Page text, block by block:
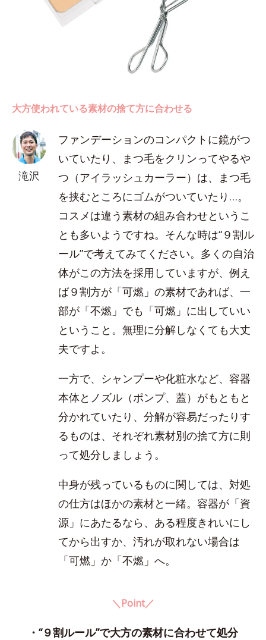
大方使われている素材の捨て方に合わせる
滝沢
ファンデーションのコンパクトに鏡がつ
いていたり、まつ毛をクリンってやるや
つ（アイラッシュカーラー）は、まつ毛
を挟むところにゴムがついていたり…。
コスメは違う素材の組み合わせというこ
とも多いようですね。そんな時は“９割ル
ール”で考えてみてください。多くの自治
体がこの方法を採用していますが、例え
ば９割方が「可燃」の素材であれば、一
部が「不燃」でも「可燃」に出していい
ということ。無理に分解しなくても大丈
夫ですよ。
一方で、シャンプーや化粧水など、容器
本体とノズル（ポンプ、蓋）がもともと
分かれていたり、分解が容易だったりす
るものは、それぞれ素材別の捨て方に則
って処分しましょう。
中身が残っているものに関しては、対処
の仕方はほかの素材と一緒。容器が「資
源」にあたるなら、ある程度きれいにし
てから出すか、汚れが取れない場合は
「可燃」か「不燃」へ。
＼Point／
・“９割ルール”で大方の素材に合わせて処分